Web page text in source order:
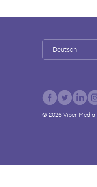
Deutsch
© 2026 Viber Media